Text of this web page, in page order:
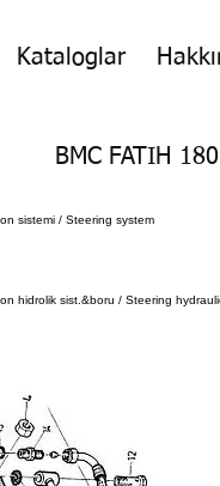
Kataloglar
BMC FATIH 180
sistemi / Steering system
hidrolik sist.&boru / Steering